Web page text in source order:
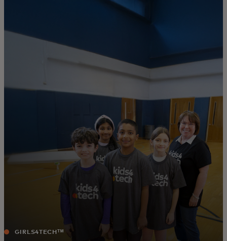
Für Unternehmen
Für Innovatoren
Neuigkeiten und Trends
GIRLS4TECHᵀᴹ